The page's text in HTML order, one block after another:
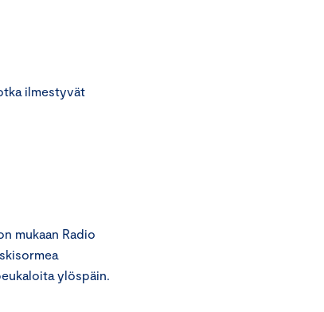
ilmestyvät
mukaan Radio
ylöspäin.